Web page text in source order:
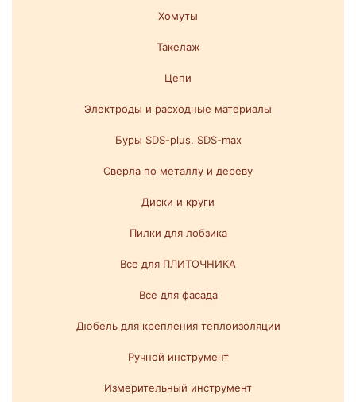
Хомуты
Такелаж
Цепи
Электроды и расходные материалы
Буры SDS-plus. SDS-max
Сверла по металлу и дереву
Диски и круги
Пилки для лобзика
Все для ПЛИТОЧНИКА
Все для фасада
Дюбель для крепления теплоизоляции
Ручной инструмент
Измерительный инструмент